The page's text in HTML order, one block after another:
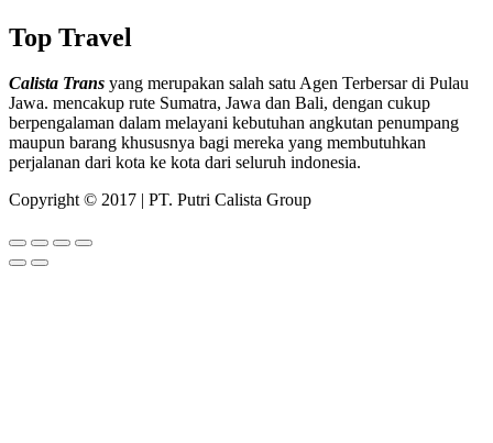
Top Travel
Calista Trans yang merupakan salah satu Agen Terbersar di Pulau
Jawa. mencakup rute Sumatra, Jawa dan Bali, dengan cukup
berpengalaman dalam melayani kebutuhan angkutan penumpang
maupun barang khususnya bagi mereka yang membutuhkan
perjalanan dari kota ke kota dari seluruh indonesia.
Copyright © 2017 | PT. Putri Calista Group